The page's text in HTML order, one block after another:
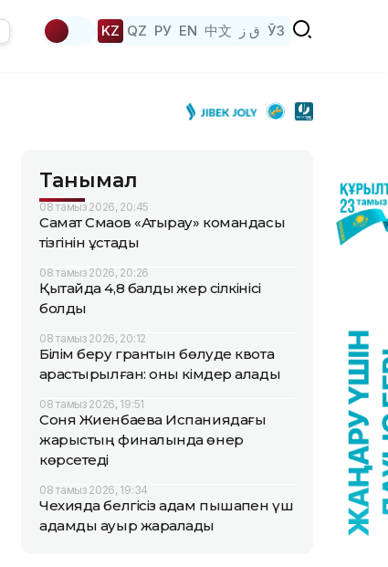
KZ QZ РУ EN 中文 ق ز ЎЗ
Танымал
08 тамыз 2026, 20:45
Самат Смақов «Атырау» командасы
тізгінін ұстады
08 тамыз 2026, 20:26
Қытайда 4,8 балдық жер сілкінісі
болды
08 тамыз 2026, 20:12
Білім беру грантын бөлуде квота
қарастырылған: оны кімдер алады
08 тамыз 2026, 19:51
Соня Жиенбаева Испаниядағы
жарыстың финалында өнер
көрсетеді
08 тамыз 2026, 19:34
Чехияда белгісіз адам пышақпен үш
адамды ауыр жаралады